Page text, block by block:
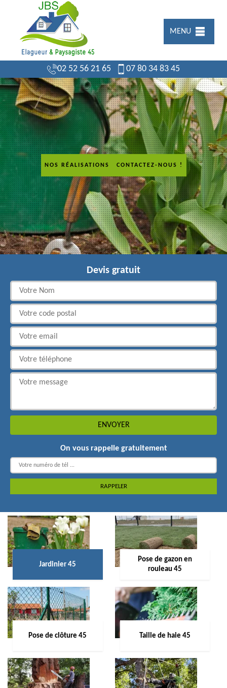
MENU
02 52 56 21 65 07 80 34 83 45
NOS RÉALISATIONS CONTACTEZ-NOUS !
Devis gratuit
On vous rappelle gratuitement
Jardinier 45
Pose de gazon en
rouleau 45
Pose de clôture 45 Taille de haie 45